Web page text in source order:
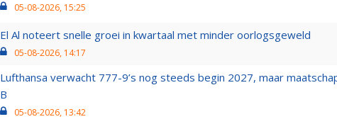
05-08-2026, 15:25
El Al noteert snelle groei in kwartaal met minder oorlogsgeweld
05-08-2026, 14:17
Lufthansa verwacht 777-9’s nog steeds begin 2027, maar
B
05-08-2026, 13:42